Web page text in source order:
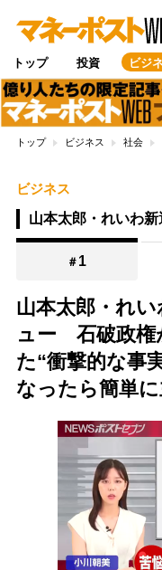
トップ 投資 ビジ
トップ ビジネス 社会
ビジネス
山本太郎・れいわ
＃ 1
山本太郎・れ
ュー 石破政権
た“衝撃的な事
なったら簡単に